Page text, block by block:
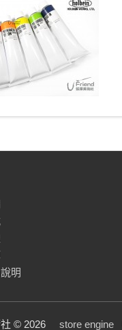
明
社 © 2026 store engine